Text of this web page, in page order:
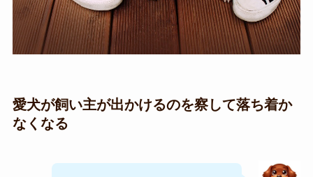
愛犬が飼い主が出かけるのを察して落ち着か
なくなる